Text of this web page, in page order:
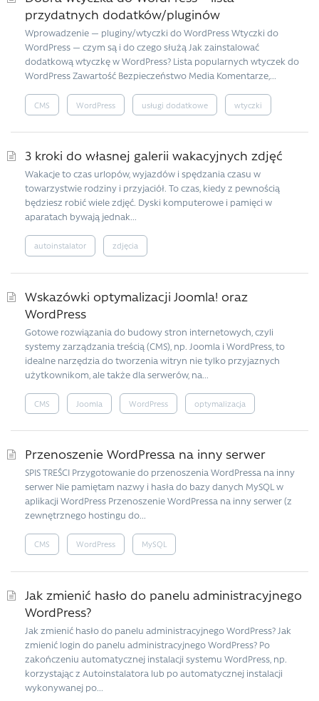
przydatnych dodatków/pluginów
Wprowadzenie — pluginy/wtyczki do WordPress Wtyczki do
WordPress — czym są i do czego służą Jak zainstalować
dodatkową wtyczkę w WordPress? Lista popularnych wtyczek do
WordPress Zawartość Bezpieczeństwo Media Komentarze,...
CMS WordPress usługi dodatkowe wtyczki
3 kroki do własnej galerii wakacyjnych zdjęć
Wakacje to czas urlopów, wyjazdów i spędzania czasu w
towarzystwie rodziny i przyjaciół. To czas, kiedy z pewnością
będziesz robić wiele zdjęć. Dyski komputerowe i pamięci w
aparatach bywają jednak...
autoinstalator zdjęcia
Wskazówki optymalizacji Joomla! oraz
WordPress
Gotowe rozwiązania do budowy stron internetowych, czyli
systemy zarządzania treścią (CMS), np. Joomla i WordPress, to
idealne narzędzia do tworzenia witryn nie tylko przyjaznych
użytkownikom, ale także dla serwerów, na...
CMS Joomla WordPress optymalizacja
Przenoszenie WordPressa na inny serwer
SPIS TREŚCI Przygotowanie do przenoszenia WordPressa na inny
serwer Nie pamiętam nazwy i hasła do bazy danych MySQL w
aplikacji WordPress Przenoszenie WordPressa na inny serwer (z
zewnętrznego hostingu do...
CMS WordPress MySQL
Jak zmienić hasło do panelu administracyjnego
WordPress?
Jak zmienić hasło do panelu administracyjnego WordPress? Jak
zmienić login do panelu administracyjnego WordPress? Po
zakończeniu automatycznej instalacji systemu WordPress, np.
korzystając z Autoinstalatora lub po automatycznej instalacji
wykonywanej po...